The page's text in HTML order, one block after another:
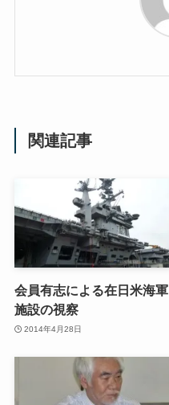
関連記事
会員有志による在日米海軍
施設の視察
2014年4月28日